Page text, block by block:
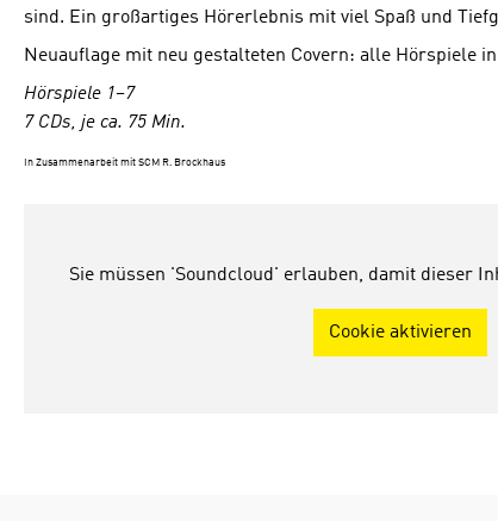
sind. Ein großartiges Hörerlebnis mit viel Spaß und
Neuauflage mit neu gestalteten Covern: alle Hörspiele
Hörspiele 1–7
7 CDs, je ca. 75 Min.
In Zusammenarbeit mit SCM R. Brockhaus
Sie müssen 'Soundcloud' erlauben, damit dieser
Cookie aktivieren